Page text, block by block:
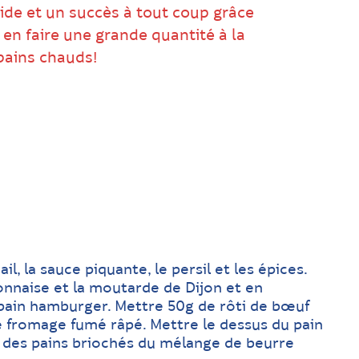
et un succès à tout coup grâce
faire une grande quantité à la
chauds!
la sauce piquante, le persil et les épices.
et la moutarde de Dijon et en
hamburger. Mettre 50g de rôti de bœuf
fromage fumé râpé. Mettre le dessus du pain
pains briochés du mélange de beurre